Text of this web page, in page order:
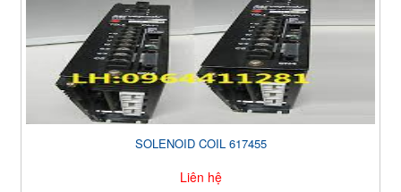
SOLENOID COIL 617455
Liên hệ